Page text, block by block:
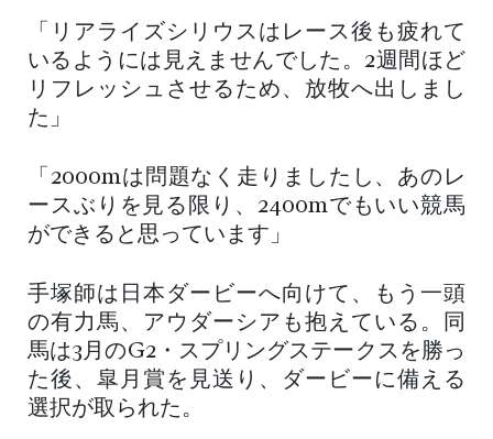
「リアライズシリウスはレース後も疲れて
いるようには見えませんでした。2週間ほど
リフレッシュさせるため、放牧へ出しまし
た」
「2000mは問題なく走りましたし、あのレ
ースぶりを見る限り、2400mでもいい競馬
ができると思っています」
手塚師は日本ダービーへ向けて、もう一頭
の有力馬、アウダーシアも抱えている。同
馬は3月のG2・スプリングステークスを勝っ
た後、皐月賞を見送り、ダービーに備える
選択が取られた。